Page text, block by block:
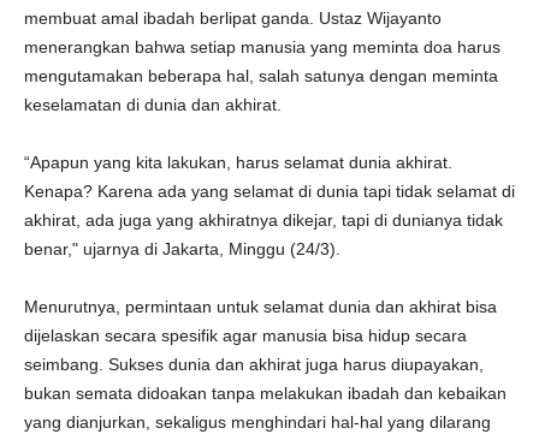
membuat amal ibadah berlipat ganda. Ustaz Wijayanto
menerangkan bahwa setiap manusia yang meminta doa harus
mengutamakan beberapa hal, salah satunya dengan meminta
keselamatan di dunia dan akhirat.
“Apapun yang kita lakukan, harus selamat dunia akhirat.
Kenapa? Karena ada yang selamat di dunia tapi tidak selamat di
akhirat, ada juga yang akhiratnya dikejar, tapi di dunianya tidak
benar," ujarnya di Jakarta, Minggu (24/3).
Menurutnya, permintaan untuk selamat dunia dan akhirat bisa
dijelaskan secara spesifik agar manusia bisa hidup secara
seimbang. Sukses dunia dan akhirat juga harus diupayakan,
bukan semata didoakan tanpa melakukan ibadah dan kebaikan
yang dianjurkan, sekaligus menghindari hal-hal yang dilarang